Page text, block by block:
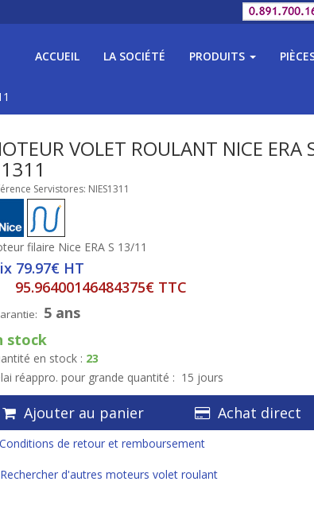
ACCUEIL LA SOCIÉTÉ PRODUITS
VOLET ROULANT NICE ERA
Servistores: NIES1311
filaire Nice ERA S 13/11
79.97€ HT
95.96400146484375€ TTC
5 ans
stock
en stock : 23
réappro. pour grande quantité : 15 jours
Ajouter au panier Achat direct
Conditions de retour et remboursement
Rechercher d'autres moteurs volet roulant